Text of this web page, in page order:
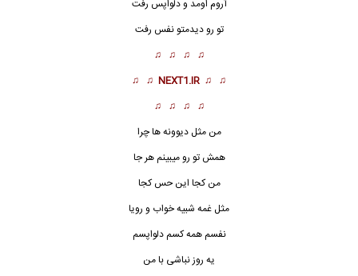
آروم اومد و دلواپس رفت
تو رو دیدمتو نفس رفت
♫ ♫ ♫ ♫
♫ ♫
NEXT1.IR
♫ ♫
♫ ♫ ♫ ♫
من مثل دیوونه ها چرا
همش تو رو میبینم هر جا
من کجا این حس کجا
مثل غمه شبیه خواب و رویا
نفسم همه کسم دلواپسم
یه روز نباشی با من